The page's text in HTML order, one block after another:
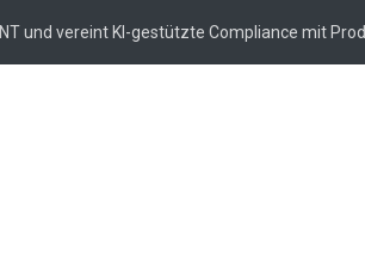
und vereint KI-gestützte Compliance mit